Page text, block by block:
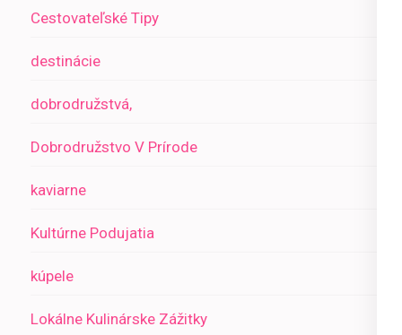
Cestovateľské Tipy
destinácie
dobrodružstvá,
Dobrodružstvo V Prírode
kaviarne
Kultúrne Podujatia
kúpele
Lokálne Kulinárske Zážitky